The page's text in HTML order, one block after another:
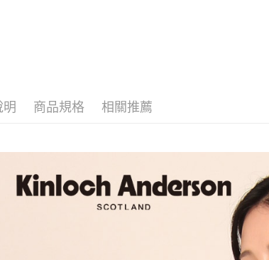
明 商品規格 相關推薦